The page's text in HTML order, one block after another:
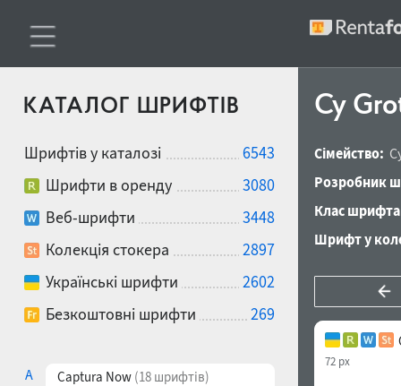
КАТАЛОГ ШРИФТІВ
Шрифтів у каталозі
6543
Шрифти в оренду
3080
Веб-шрифти
3448
Колекція стокера
2897
Українські шрифти
2602
Безкоштовні шрифти
269
A
Captura Now (18 шрифтів)
Cy
Сімейство:
Розробник
Клас
Шрифт у
72 px